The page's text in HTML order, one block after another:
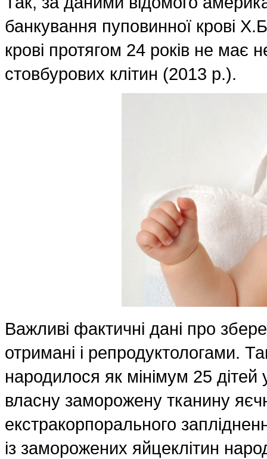
банкування пуповинної крові
крові протягом 24 років не має
стовбурових клітин (2013 р.).
Важливі фактичні дані про
отримані і репродуктологами.
народилося як мінімум 25
власну заморожену тканину
екстракорпорального
із заморожених яйцеклітин